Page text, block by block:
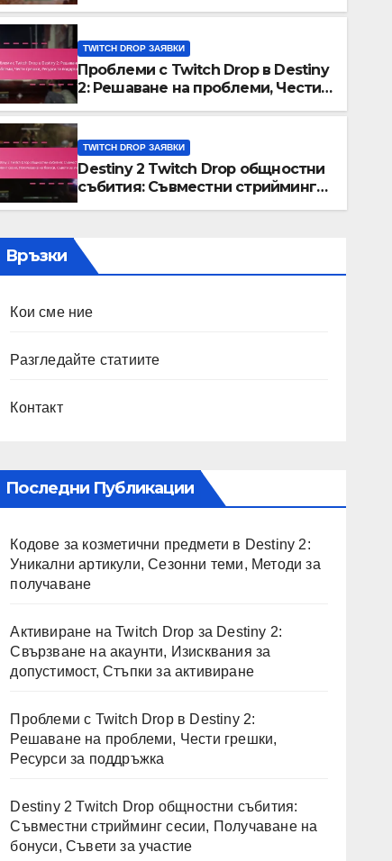
TWITCH DROP ЗАЯВКИ
Активиране на Twitch
Свързване на акаунти,
допустимост, Стъпки за
13/03/2026 МАРКУС АЛАРИК
TWITCH DROP ЗАЯВКИ
Проблеми с Twitch Drop в Destiny
2: Решаване на проблеми, Чести
TWITCH DROP ЗАЯВКИ
Destiny 2 Twitch Drop общностни
събития: Съвместни стрийминг
Връзки
Кои сме ние
Разгледайте статиите
Контакт
Последни Публикации
Кодове за козметични предмети в Destiny 2:
Уникални артикули, Сезонни теми, Методи за
получаване
Активиране на Twitch Drop за Destiny 2:
Свързване на акаунти, Изисквания за
допустимост, Стъпки за активиране
Проблеми с Twitch Drop в Destiny 2:
Решаване на проблеми, Чести грешки,
Ресурси за поддръжка
Destiny 2 Twitch Drop общностни събития:
Съвместни стрийминг сесии, Получаване на
бонуси, Съвети за участие